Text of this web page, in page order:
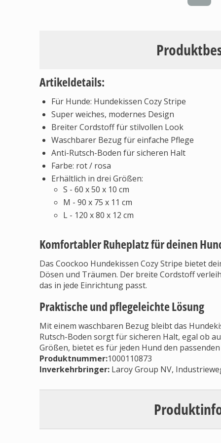
Artikeldetails:
Für Hunde: Hundekissen Cozy Stripe
Super weiches, modernes Design
Breiter Cordstoff für stilvollen Look
Waschbarer Bezug für einfache Pflege
Anti-Rutsch-Boden für sicheren Halt
Farbe: rot / rosa
Erhältlich in drei Größen:
S - 60 x 50 x 10 cm
M - 90 x 75 x 11 cm
L - 120 x 80 x 12 cm
Komfortabler Ruheplatz für deinen
Das Coockoo Hundekissen Cozy Stripe bietet
Dösen und Träumen. Der breite Cordstoff
das in jede Einrichtung passt.
Praktische und pflegeleichte Lösung
Mit einem waschbaren Bezug bleibt das
Rutsch-Boden sorgt für sicheren Halt, egal ob
Größen, bietet es für jeden Hund den
Produktnummer:1000110873
Inverkehrbringer: Laroy Group NV,